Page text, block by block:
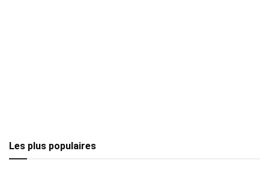
Les plus populaires